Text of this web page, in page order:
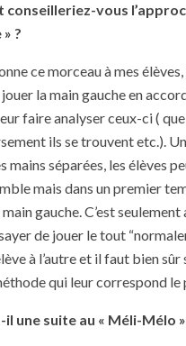
conseilleriez-vous
?
ce morceau à mes
la main gauche en
faire analyser ceux-ci (
ils se trouvent etc.).
mains séparées, les élèves
mais dans un premier
gauche. C’est seulement
de jouer le tout
à l’autre et il faut bien sûr
qui leur correspond le
une suite au « Méli-Mélo »